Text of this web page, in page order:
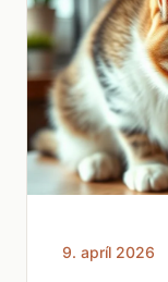
9. apríl 2026